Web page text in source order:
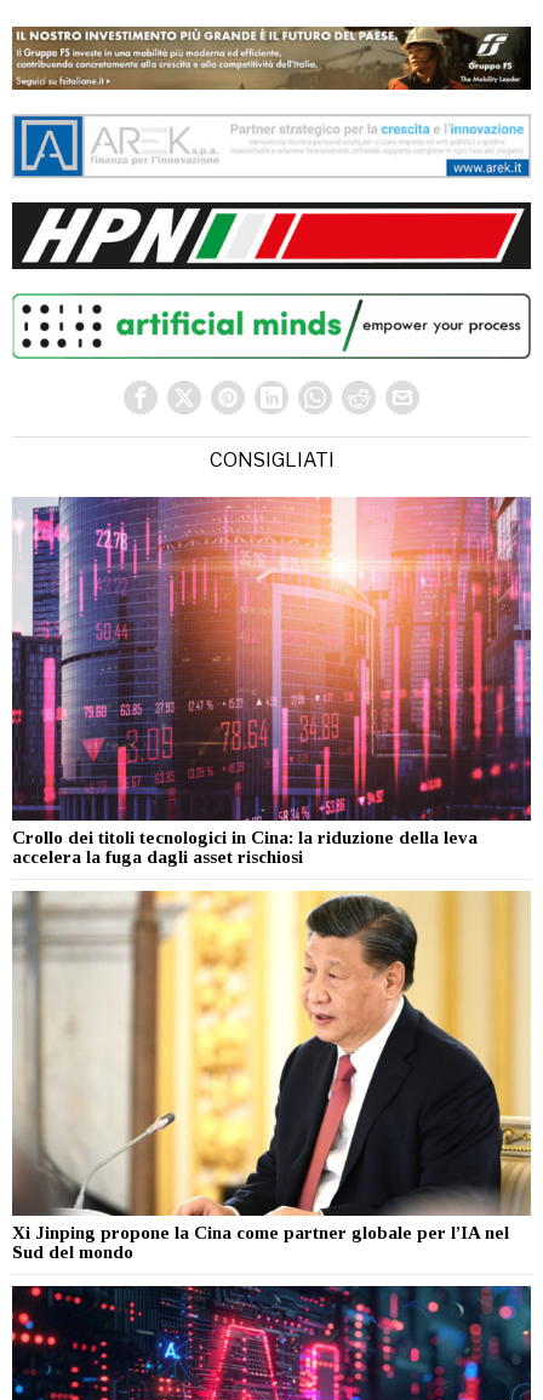
CONSIGLIATI
Crollo dei titoli tecnologici in Cina: la riduzione della leva
accelera la fuga dagli asset rischiosi
Xi Jinping propone la Cina come partner globale per l’IA nel
Sud del mondo